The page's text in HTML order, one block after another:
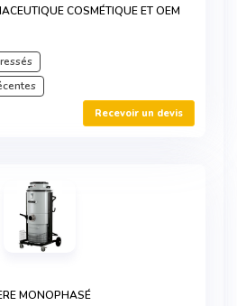
COSMÉTIQUE ET OEM
Recevoir un devis
MONOPHASÉ